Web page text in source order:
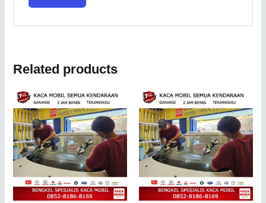
Related products